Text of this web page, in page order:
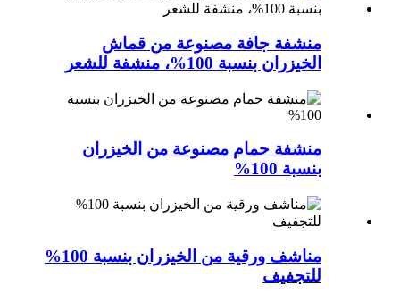
منشفة جافة مصنوعة من قماش
الخيزران بنسبة 100%، منشفة للشعر
منشفة حمام مصنوعة من الخيزران
بنسبة 100%
مناشف ورقية من الخيزران بنسبة 100%
للتجفيف